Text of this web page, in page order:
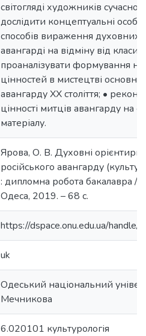
світогляді художників
дослідити концептуальні
способів вираження духовних
авангарді на відміну від
проаналізувати формування
цінностей в мистецтві
авангарду XX століття; •
цінності митців авангарду на
матеріалу.
Ярова, О. В. Духовні орієнтири
російського авангарду
: дипломна робота бакалавра /
Одеса, 2019. – 68 с.
https://dspace.onu.edu.ua/
uk
Одеський національний
Мечникова
6.020101 культурологія